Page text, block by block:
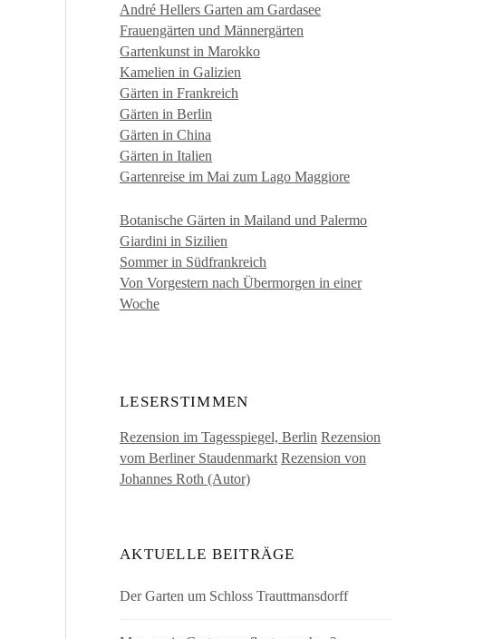
André Hellers Garten am Gardasee
Frauengärten und Männergärten
Gartenkunst in Marokko
Kamelien in Galizien
Gärten in Frankreich
Gärten in Berlin
Gärten in China
Gärten in Italien
Gartenreise im Mai zum Lago Maggiore
Botanische Gärten in Mailand und Palermo
Giardini in Sizilien
Sommer in Südfrankreich
Von Vorgestern nach Übermorgen in einer
Woche
LESERSTIMMEN
Rezension im Tagesspiegel, Berlin Rezension
vom Berliner Staudenmarkt Rezension von
Johannes Roth (Autor)
AKTUELLE BEITRÄGE
Der Garten um Schloss Trauttmansdorff